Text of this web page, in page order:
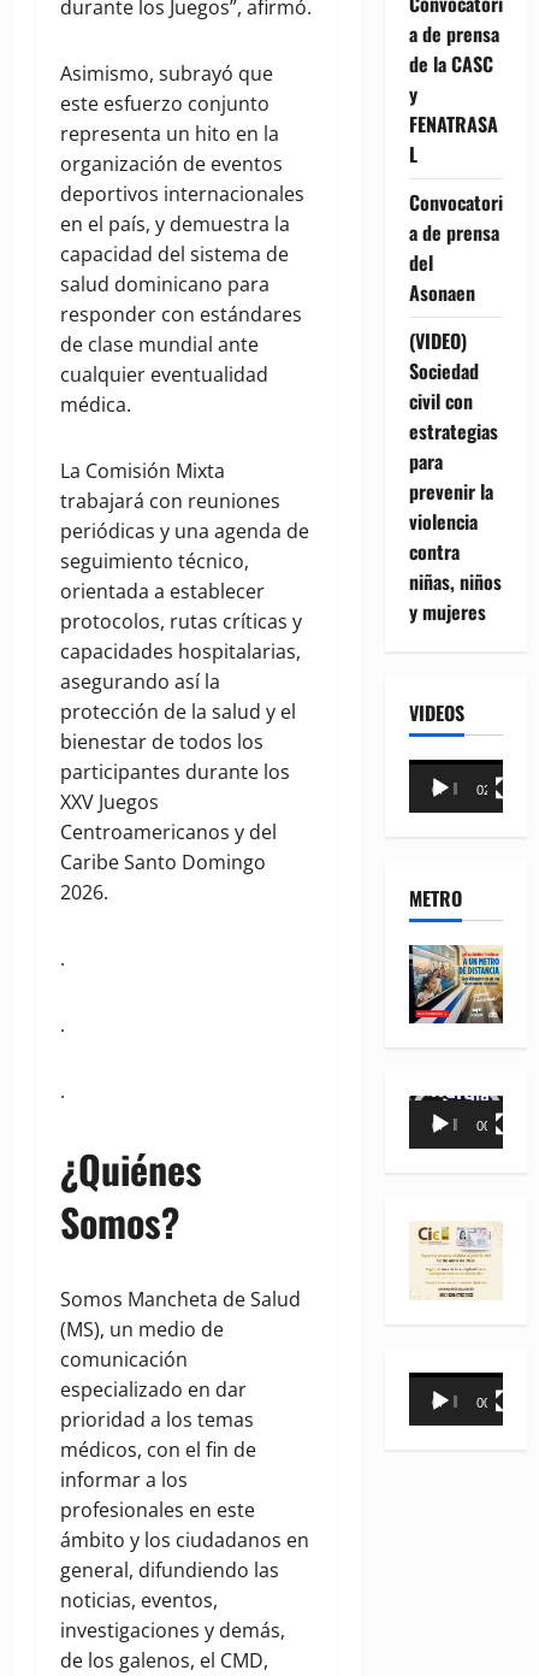
durante los Juegos”, afirmó.
Asimismo, subrayó que
este esfuerzo conjunto
representa un hito en la
organización de eventos
deportivos internacionales
en el país, y demuestra la
capacidad del sistema de
salud dominicano para
responder con estándares
de clase mundial ante
cualquier eventualidad
médica.
La Comisión Mixta
trabajará con reuniones
periódicas y una agenda de
seguimiento técnico,
orientada a establecer
protocolos, rutas críticas y
capacidades hospitalarias,
asegurando así la
protección de la salud y el
bienestar de todos los
participantes durante los
XXV Juegos
Centroamericanos y del
Caribe Santo Domingo
2026.
.
.
.
¿Quiénes
Somos?
Somos Mancheta de Salud
(MS), un medio de
comunicación
especializado en dar
prioridad a los temas
médicos, con el fin de
informar a los
profesionales en este
ámbito y los ciudadanos en
general, difundiendo las
noticias, eventos,
investigaciones y demás,
de los galenos, el CMD,
a de prensa
de la CASC
y
FENATRASA
L
Convocatori
a de prensa
del
Asonaen
(VIDEO)
Sociedad
civil con
estrategias
para
prevenir la
violencia
contra
niñas, niños
y mujeres
VIDEOS
Reproductor
00:00 02:18
METRO
Reproductor
00:00 00:35
Reproductor
00:00 00:31